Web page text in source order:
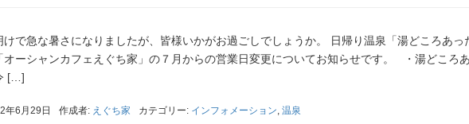
けで急な暑さになりましたが、皆様いかがお過ごしでしょうか。 日帰り温泉「湯どころあっ
オーシャンカフェえぐち家」の７月からの営業日変更についてお知らせです。 ・湯どころ
[…]
年6月29日 作成者: えぐち家 カテゴリー: インフォメーション, 温泉